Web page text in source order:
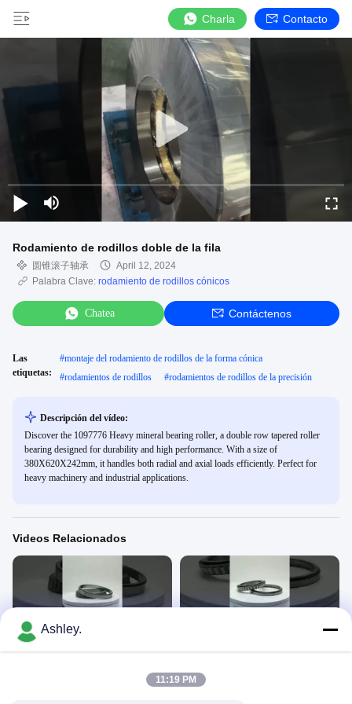
Charla Contacto
Rodamiento de rodillos doble de la fila
圆锥滚子轴承
April 12, 2024
Palabra Clave: rodamiento de rodillos cónicos
Chatea Contáctenos
Las
etiquetas:
#montaje del rodamiento de rodillos de la forma cónica
#rodamientos de rodillos #rodamientos de rodillos de la precisión
Descripción del vídeo:
Discover the 1097776 Heavy mineral bearing roller, a double row tapered roller
bearing designed for durability and high performance. With a size of
380X620X242mm, it handles both radial and axial loads efficiently. Perfect for
heavy machinery and industrial applications.
Videos Relacionados
圆锥滚子轴承
June 21, 2024
Ashley.
11:19 PM